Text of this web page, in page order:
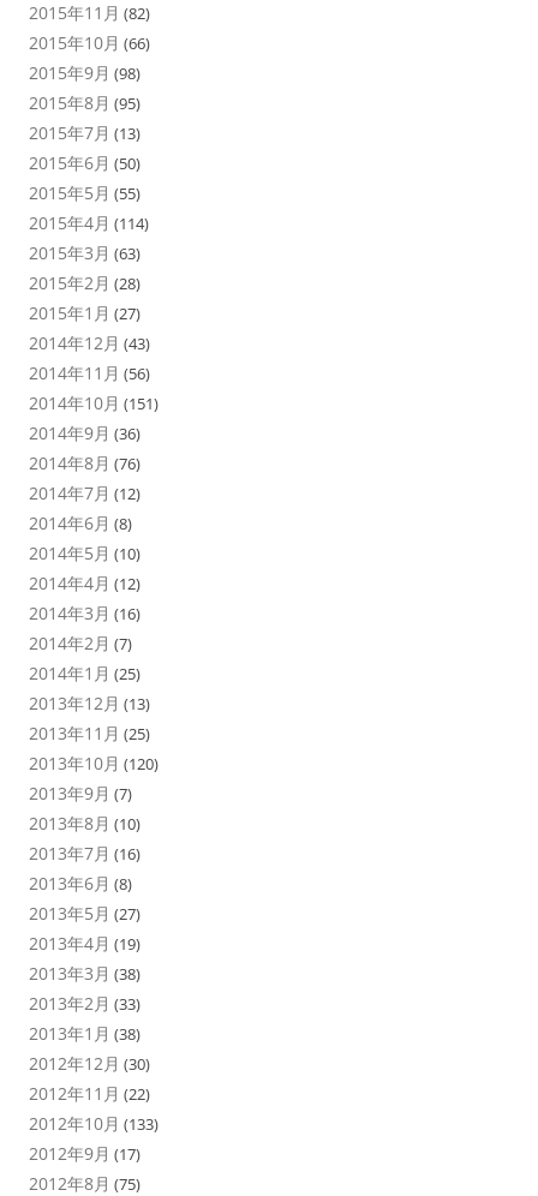
2015年11月 (82)
2015年10月 (66)
2015年9月 (98)
2015年8月 (95)
2015年7月 (13)
2015年6月 (50)
2015年5月 (55)
2015年4月 (114)
2015年3月 (63)
2015年2月 (28)
2015年1月 (27)
2014年12月 (43)
2014年11月 (56)
2014年10月 (151)
2014年9月 (36)
2014年8月 (76)
2014年7月 (12)
2014年6月 (8)
2014年5月 (10)
2014年4月 (12)
2014年3月 (16)
2014年2月 (7)
2014年1月 (25)
2013年12月 (13)
2013年11月 (25)
2013年10月 (120)
2013年9月 (7)
2013年8月 (10)
2013年7月 (16)
2013年6月 (8)
2013年5月 (27)
2013年4月 (19)
2013年3月 (38)
2013年2月 (33)
2013年1月 (38)
2012年12月 (30)
2012年11月 (22)
2012年10月 (133)
2012年9月 (17)
2012年8月 (75)